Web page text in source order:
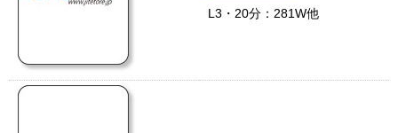
L3・20分：281W他